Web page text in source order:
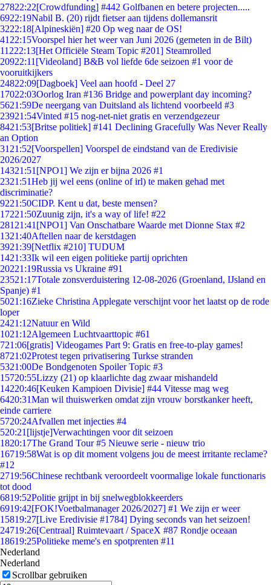
27822:22[Crowdfunding] #442 Golfbanen en betere projecten.....
6922:19Nabil B. (20) rijdt fietser aan tijdens dollemansrit
3222:18[Alpineskiën] #20 Op weg naar de OS!
41 22:15Voorspel hier het weer van Juni 2026 (gemeten in de Bilt)
11222:13[Het Officiële Steam Topic #201] Steamrolled
20922:11 [Videoland] B&B vol liefde 6de seizoen #1 voor de
vooruitkijkers
24822:09[Dagboek] Veel aan hoofd - Deel 27
17022:03Oorlog Iran #136 Bridge and powerplant day incoming?
5621:59De neergang van Duitsland als lichtend voorbeeld #3
23921:54Vinted #15 nog-net-niet gratis en verzendgezeur
8421:53[Britse politiek] #141 Declining Gracefully Was Never Really
an Option
31 21:52[Voorspellen] Voorspel de eindstand van de Eredivisie
2026/2027
14321:51 [NPO1] We zijn er bijna 2026 #1
2321:51Heb jij wel eens (online of irl) te maken gehad met
discriminatie?
9221:50CIDP. Kent u dat, beste mensen?
17221:50Zuunig zijn, it's a way of life! #22
281 21:41 [NPO1] Van Onschatbare Waarde met Dionne Stax #2
1321:40Aftellen naar de kerstdagen
3921:39[Netflix #210] TUDUM
1421:33Ik wil een eigen politieke partij oprichten
20221:19Russia vs Ukraine #91
23521:17Totale zonsverduistering 12-08-2026 (Groenland, IJsland en
Spanje) #1
5021:16Zieke Christina Applegate verschijnt voor het laatst op de rode
loper
2421:12Natuur en Wild
1021:12Algemeen Luchtvaarttopic #61
721:06[gratis] Videogames Part 9: Gratis en free-to-play games!
8721:02Protest tegen privatisering Turkse stranden
5321:00De Bondgenoten Spoiler Topic #3
15720:55Lizzy (21) op klaarlichte dag zwaar mishandeld
14220:46[Keuken Kampioen Divisie] #44 Vitesse mag weg
6420:31Man wil thuiswerken omdat zijn vrouw borstkanker heeft,
einde carriere
5720:24Afvallen met injecties #4
520:21 [lijstje]Verwachtingen voor dit seizoen
1820:17The Grand Tour #5 Nieuwe serie - nieuw trio
16719:58Wat is op dit moment volgens jou de meest irritante reclame?
#12
2719:56Chinese rechtbank veroordeelt voormalige lokale functionaris
tot dood
6819:52Politie grijpt in bij snelwegblokkeerders
6919:42[FOK!Voetbalmanager 2026/2027] #1 We zijn er weer
15819:27[Live Eredivisie #1784] Dying seconds van het seizoen!
24719:26[Centraal] Ruimtevaart / SpaceX #87 Rondje oceaan
18619:25Politieke meme's en spotprenten #11
Nederland
Nederland
Scrollbar gebruiken